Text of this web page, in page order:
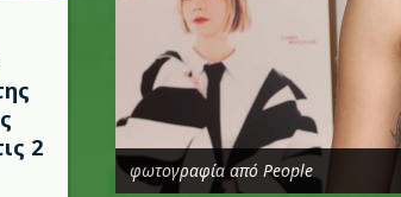
2
φωτογραφία από People